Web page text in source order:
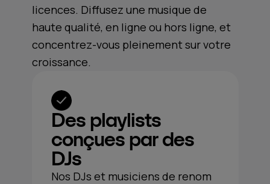
licences. Diffusez une musique de
haute qualité, en ligne ou hors ligne, et
concentrez-vous pleinement sur votre
croissance.
Des playlists
conçues par des
DJs
Nos DJs et musiciens de renom